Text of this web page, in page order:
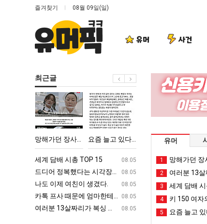
즐겨찾기 08월 09일(일)
유머 사건
최근글
망
해
사
를
살
려
낸
망해가던 장사를 살려낸 남자의 소울푸드 제육볶음의 위력 ㅋㅋ
요
즘
늘
다
는
초
등
학
요즘 늘고 있다는 초등학생 등교거부.jpg
08.05
세계 담배 시총 TOP 15
08.05
드디어 정복했다는 시각장애 근황
08.05
나도 이제 여친이 생겼다.
08.05
카톡 프사 때문에 엄마한테 혼남;;
08.05
여러분 13살짜리가 복싱 좀 배웠다고 깝치는데 어떻게 할까요?
제
나도 이제 여친이 생겼다.
엄
마
새
는
꺄!
를
어
떻
엄
퇴사했다!!!!
서울 토박이 안재현 "왜 서울로
양산 기온 닷새째 40도 넘겨…‘최고기온 42
이번에 아마존이 오픈ai에 75조
백종원이 알려주는 가장 최악의 창
유머
1 망해가던 장
2 여러분 13
3 세계 담배
4 키 150 여자
5 요즘 늘고